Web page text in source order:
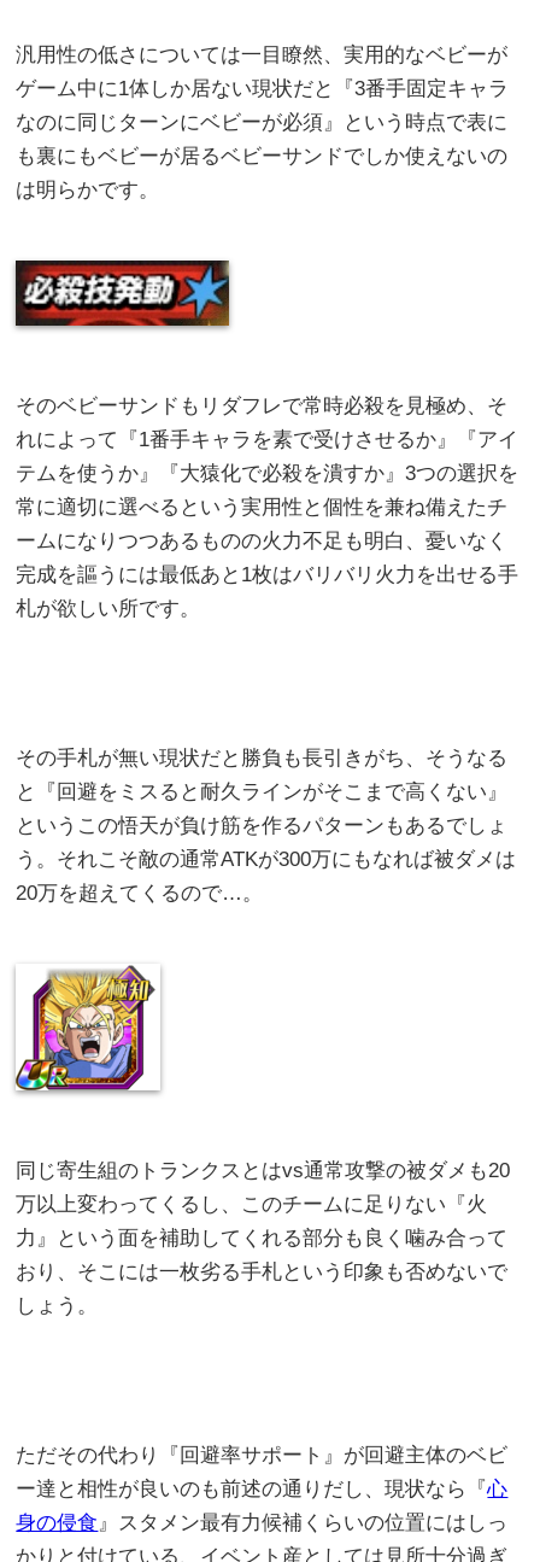
汎用性の低さについては一目瞭然、実用的なベビーが
ゲーム中に1体しか居ない現状だと『3番手固定キャラ
なのに同じターンにベビーが必須』という時点で表に
も裏にもベビーが居るベビーサンドでしか使えないの
は明らかです。
そのベビーサンドもリダフレで常時必殺を見極め、そ
れによって『1番手キャラを素で受けさせるか』『アイ
テムを使うか』『大猿化で必殺を潰すか』3つの選択を
常に適切に選べるという実用性と個性を兼ね備えたチ
ームになりつつあるものの火力不足も明白、憂いなく
完成を謳うには最低あと1枚はバリバリ火力を出せる手
札が欲しい所です。
その手札が無い現状だと勝負も長引きがち、そうなる
と『回避をミスると耐久ラインがそこまで高くない』
というこの悟天が負け筋を作るパターンもあるでしょ
う。それこそ敵の通常ATKが300万にもなれば被ダメは
20万を超えてくるので…。
同じ寄生組のトランクスとはvs通常攻撃の被ダメも20
万以上変わってくるし、このチームに足りない『火
力』という面を補助してくれる部分も良く噛み合って
おり、そこには一枚劣る手札という印象も否めないで
しょう。
ただその代わり『回避率サポート』が回避主体のベビ
ー達と相性が良いのも前述の通りだし、現状なら『心
身の侵食 』スタメン最有力候補くらいの位置にはしっ
かりと付けている、イベント産としては見所十分過ぎ